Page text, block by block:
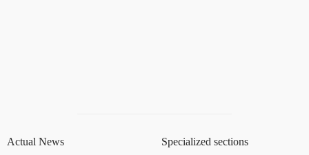
Actual News Specialized sections